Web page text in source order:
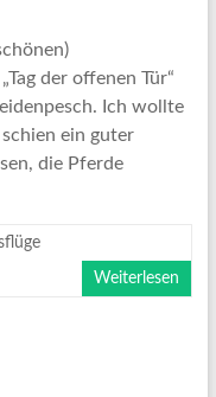
der offenen Tür“
Ich wollte
ein guter
die Pferde
Weiterlesen